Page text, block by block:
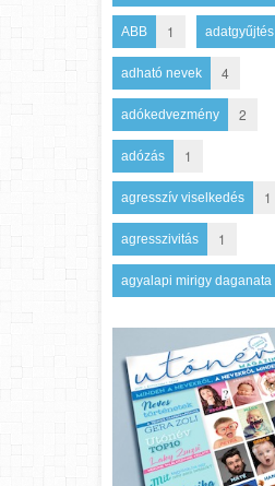
ABB 1 adatgyűjtés
adható nevek 4
adókedvezmény 2
adózás 1
agresszív viselkedés 1
agresszivitás 1
agyalapi mirigy daganata